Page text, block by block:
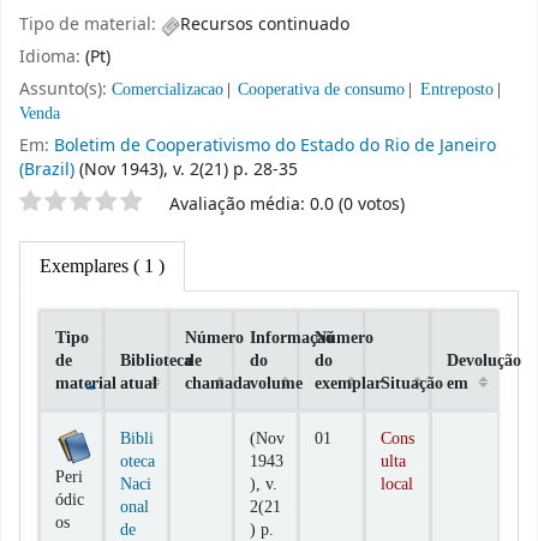
Tipo de material:
Recursos continuado
Idioma: (Pt)
Assunto(s): Comercializacao Cooperativa de consumo
Entreposto
Venda
Em: Boletim de Cooperativismo do Estado do Rio de Janeiro
(Brazil)(Nov 1943), v. 2(21) p. 28-35
Classificação por estrelasAvaliação média: 0.0 (0 votos)
Exemplares ( 1 )
Exemplares
Tipo
de
material
Biblioteca
atual
Número
de
chamada
Informaçaõ
do
volume
Número
do
exemplarSituação
Devolução
em
Peri
ódic
os
Bibli
oteca
Naci
onal
de
(Nov
1943
), v.
2(21
) p.
01
Cons
ulta
local